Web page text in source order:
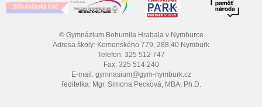
© Gymnázium Bohumila Hrabala v Nymburce
Adresa školy: Komenského 779, 288 40 Nymburk
Telefon: 325 512 747
Fax: 325 514 240
E-mail: gymnasium@gym-nymburk.cz
ředitelka: Mgr. Simona Pecková, MBA, Ph.D.